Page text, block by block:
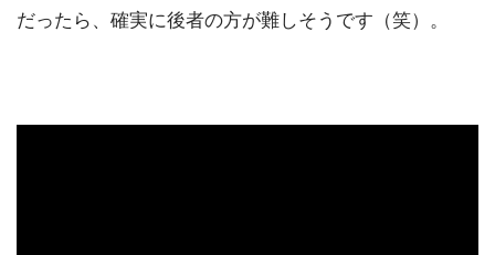
だったら、確実に後者の方が難しそうです（笑）。